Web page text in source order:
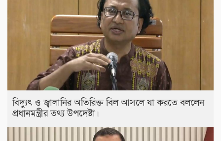
বিদ্যুৎ ও জ্বালানির অতিরিক্ত বিল আসলে যা করতে বললেন
প্রধানমন্ত্রীর তথ্য উপদেষ্টা।